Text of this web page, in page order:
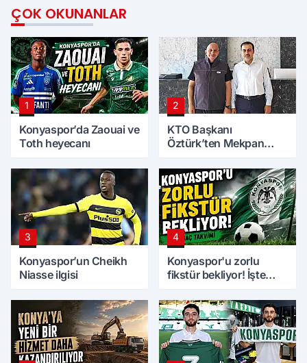
ÇOK OKUNANLAR
1
Konyaspor’da Zaouai ve
Toth heyecanı
2
KTO Başkanı
Öztürk’ten Mekpan
3
Konyaspor’un Cheikh
Niasse ilgisi
4
Konyaspor'u zorlu
fikstür bekliyor! İşte